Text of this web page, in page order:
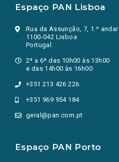
Espaço PAN Lisboa
Rua da Assunção, 7, 1.º andar
1100-042 Lisboa
Portugal
2ª a 6ª das 10h00 às 13h00
e das 14h00 às 16h00
+351 213 426 226
+351 969 954 184
geral@pan.com.pt
Espaço PAN Porto